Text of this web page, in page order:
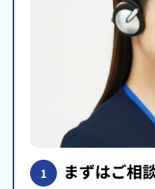
1 まずはご相